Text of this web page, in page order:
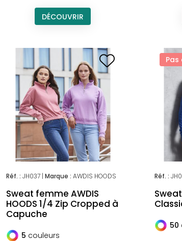
DÉCOUVRIR
Réf. : JH037 | Marque : AWDIS HOODS
Sweat femme AWDIS
HOODS 1/4 Zip Cropped à
Capuche
5 couleurs
Pas
Réf. :
50